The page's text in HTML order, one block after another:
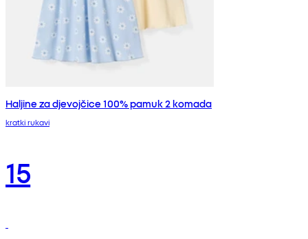
Haljine za djevojčice 100% pamuk 2 komada
kratki rukavi
15